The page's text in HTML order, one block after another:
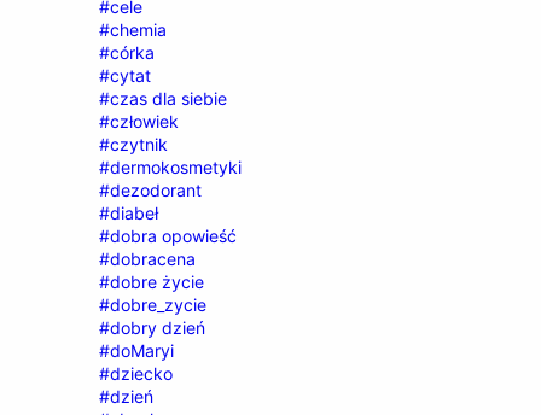
#cele
#chemia
#córka
#cytat
#czas dla siebie
#człowiek
#czytnik
#dermokosmetyki
#dezodorant
#diabeł
#dobra opowieść
#dobracena
#dobre życie
#dobre_zycie
#dobry dzień
#doMaryi
#dziecko
#dzień